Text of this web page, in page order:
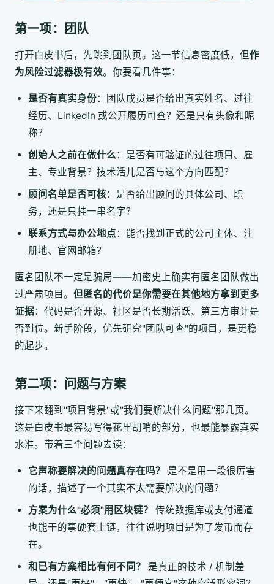
第一项：团队
打开白皮书后，先跳到团队页。这一节信息密度低，但作
为风险过滤器极有效。你要看几件事：
是否有真实身份：团队成员是否给出真实姓名、过往
经历、LinkedIn 或公开履历可查？还是只有头像和昵
称？
创始人之前在做什么：是否有可验证的过往项目、雇
主、专业背景？技术活儿是否与这个方向匹配？
顾问名单是否可核：是否给出顾问的具体公司、职
务，还是只挂一串名字？
联系方式与办公地点：能否找到正式的公司主体、注
册地、官网邮箱？
匿名团队不一定是骗局——加密史上确实有匿名团队做出
过严肃项目。 但匿名的代价是你需要在其他地方拿到更多
证据：代码是否开源、社区是否长期活跃、第三方审计是
否到位。新手阶段，优先研究"团队可查"的项目，是更稳
的起步。
第二项：问题与方案
接下来翻到"项目背景"或"我们要解决什么问题"那几页。
这是白皮书最容易写得花里胡哨的部分，也最能暴露真实
水准。带着三个问题去读：
它声称要解决的问题真存在吗？
是不是用一段很厉害
的话，描述了一个其实不太需要解决的问题？
方案为什么"必须"用区块链？
传统数据库或支付通道
也能干的事硬套上链，往往说明项目是为了发币而存
在。
和已有方案相比有何不同？
是真正的技术 / 机制差